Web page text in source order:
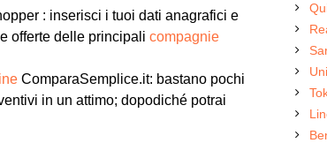
: inserisci i tuoi dati anagrafici e
offerte delle principali compagnie
ComparaSemplice.it: bastano pochi
in un attimo; dopodiché potrai